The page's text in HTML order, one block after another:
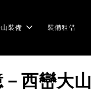
裝備 裝備租借
西巒大山